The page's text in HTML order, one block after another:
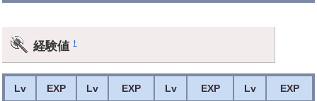
経験値†
Lv EXP Lv EXP Lv EXP Lv EXP